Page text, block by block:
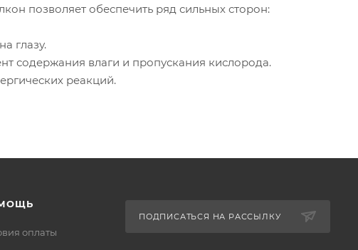
позволяет обеспечить ряд сильных сторон:
глазу.
содержания влаги и пропускания кислорода.
реакций.
оплаты
ПОДПИСАТЬСЯ НА РАССЫЛКУ